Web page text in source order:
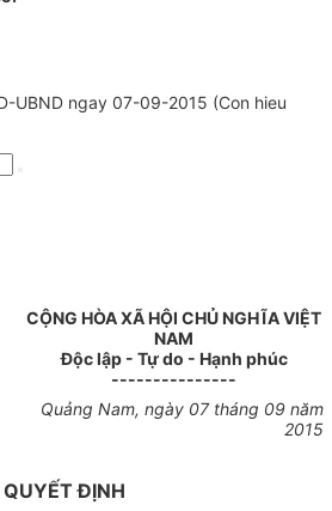
UBND ngay 07-09-2015 (Con hieu
CỘNG HÒA XÃ HỘI CHỦ NGHĨA VIỆT
NAM
Độc lập - Tự do - Hạnh phúc
---------------
Quảng Nam, ngày 07 tháng 09 năm
2015
QUYẾT ĐỊNH